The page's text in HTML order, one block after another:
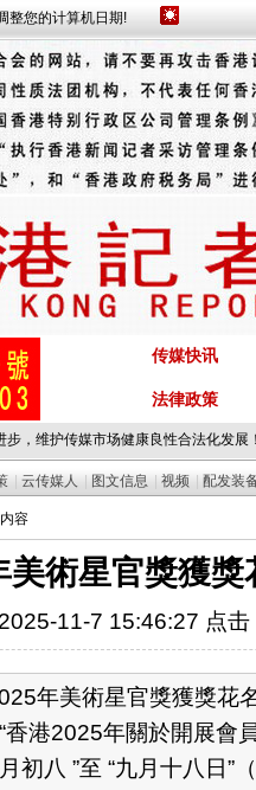
整您的计算机日期!
传媒快讯
法律政策
步，维护传媒市场健康良性合法化发展
云传媒人 图文信息 视频 配发装
容
術星官獎獲獎
11-7 15:46:27 点击
年美術星官獎獲獎花
香港2025年關於開展會
初八 ”至 “九月十八日”